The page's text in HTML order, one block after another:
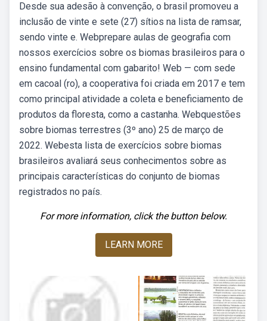
Desde sua adesão à convenção, o brasil promoveu a
inclusão de vinte e sete (27) sítios na lista de ramsar,
sendo vinte e. Webprepare aulas de geografia com
nossos exercícios sobre os biomas brasileiros para o
ensino fundamental com gabarito! Web — com sede
em cacoal (ro), a cooperativa foi criada em 2017 e tem
como principal atividade a coleta e beneficiamento de
produtos da floresta, como a castanha. Webquestões
sobre biomas terrestres (3º ano) 25 de março de
2022. Webesta lista de exercícios sobre biomas
brasileiros avaliará seus conhecimentos sobre as
principais características do conjunto de biomas
registrados no país.
For more information, click the button below.
LEARN MORE